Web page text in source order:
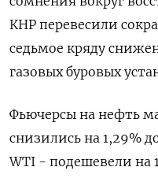
КНР перевесили
седьмое кряду
газовых буровых
Фьючерсы на нефть
снизились на 1,29%
WTI - подешевели на